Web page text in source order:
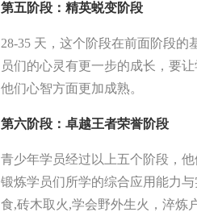
第五阶段：精英蜕变阶段
28-35 天，这个阶段在前面阶段
员们的心灵有更一步的成长，要
他们心智方面更加成熟。
第六阶段：卓越王者荣誉阶段
青少年学员经过以上五个阶段，
锻炼学员们所学的综合应用能力
食,砖木取火,学会野外生火，淬炼